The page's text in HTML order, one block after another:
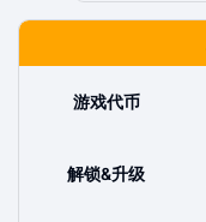
游戏代币
解锁&升级